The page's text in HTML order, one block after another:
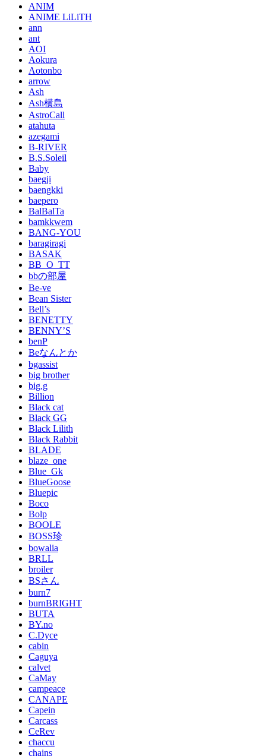
ANIM
ANIME LiLiTH
ann
ant
AOI
Aokura
Aotonbo
arrow
Ash
Ash横島
AstroCall
atahuta
azegami
B-RIVER
B.S.Soleil
Baby
baegji
baengkki
baepero
BalBalTa
bamkkwem
BANG-YOU
baragiragi
BASAK
BB_O_TT
bbの部屋
Be-ve
Bean Sister
Bell’s
BENETTY
BENNY’S
benP
Beなんとか
bgassist
big brother
big.g
Billion
Black cat
Black GG
Black Lilith
Black Rabbit
BLADE
blaze_one
Blue_Gk
BlueGoose
Bluepic
Boco
Bolp
BOOLE
BOSS珍
bowalia
BRLL
broiler
BSさん
burn7
burnBRIGHT
BUTA
BY.no
C.Dyce
cabin
Caguya
calvet
CaMay
campeace
CANAPE
Capein
Carcass
CeRev
chaccu
chains